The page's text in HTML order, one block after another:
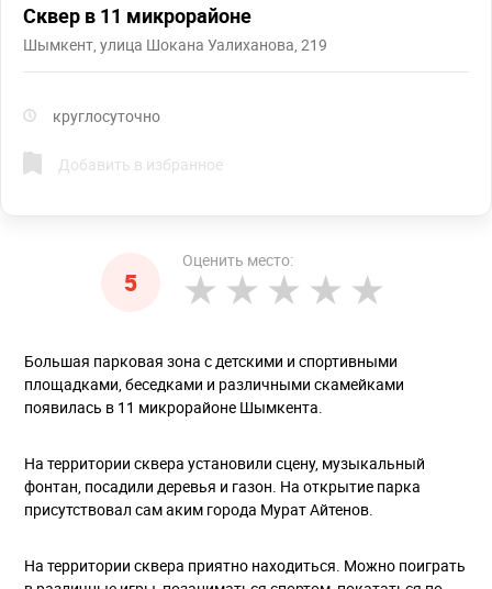
Сквер в 11 микрорайоне
Шымкент, улица Шокана Уалиханова, 219
круглосуточно
Добавить в избранное
5
Оценить место:
Большая парковая зона с детскими и спортивными
площадками, беседками и различными скамейками
появилась в 11 микрорайоне Шымкента.
На территории сквера установили сцену, музыкальный
фонтан, посадили деревья и газон. На открытие парка
присутствовал сам аким города Мурат Айтенов.
На территории сквера приятно находиться. Можно поиграть